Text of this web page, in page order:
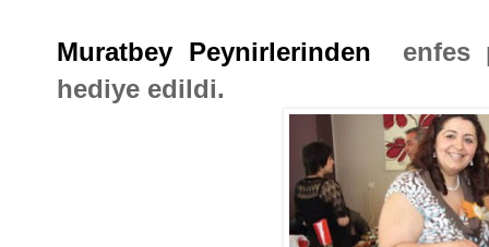
Muratbey Peynirlerinden enfes
hediye edildi.